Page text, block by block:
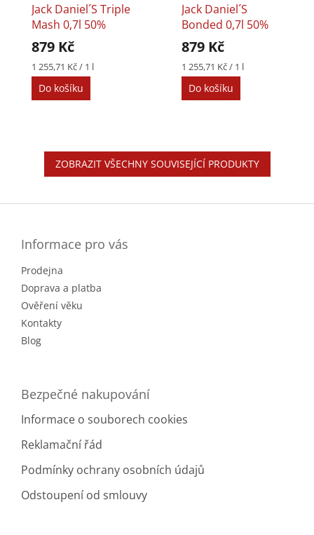
Jack Daniel´s Triple
Mash 0,7l 50%
879 Kč
Měrná
cena:
1 255,71 Kč / 1 l
Do košíku
Jack Daniel´s
Bonded 0,7l 50%
879 Kč
Měrná
cena:
1 255,71 Kč / 1 l
Do košíku
ZOBRAZIT VŠECHNY SOUVISEJÍCÍ PRODUKTY
Informace pro vás
Prodejna
Doprava a platba
Ověření věku
Kontakty
Blog
Bezpečné nakupování
Informace o souborech cookies
Reklamační řád
Podmínky ochrany osobních údajů
Odstoupení od smlouvy